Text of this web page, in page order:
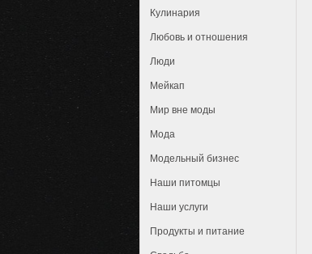
Кулинария
Любовь и отношения
Люди
Мейкап
Мир вне моды
Мода
Модельный бизнес
Наши питомцы
Наши услуги
Продукты и питание